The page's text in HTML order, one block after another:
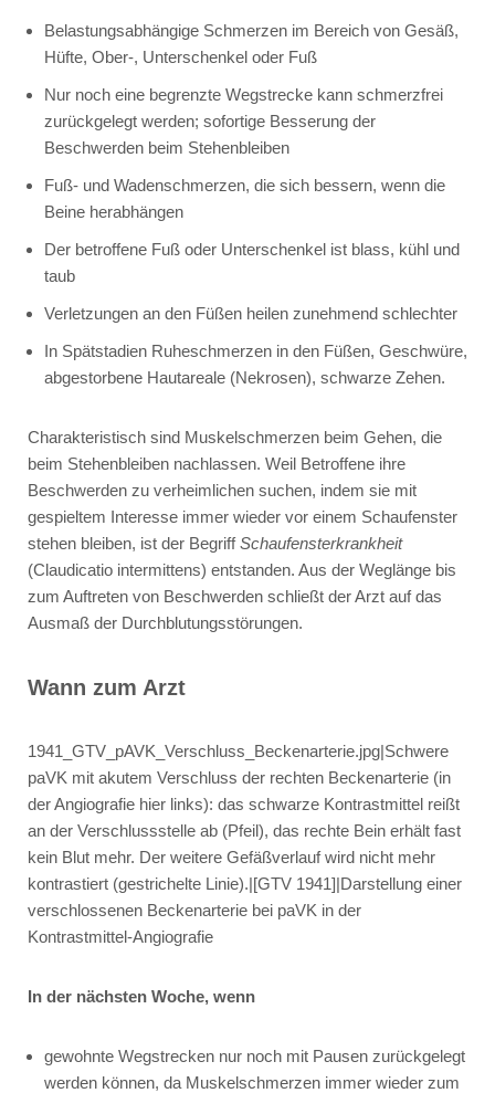
Belastungsabhängige Schmerzen im Bereich von Gesäß,
Hüfte, Ober-, Unterschenkel oder Fuß
Nur noch eine begrenzte Wegstrecke kann schmerzfrei
zurückgelegt werden; sofortige Besserung der
Beschwerden beim Stehenbleiben
Fuß- und Wadenschmerzen, die sich bessern, wenn die
Beine herabhängen
Der betroffene Fuß oder Unterschenkel ist blass, kühl und
taub
Verletzungen an den Füßen heilen zunehmend schlechter
In Spätstadien Ruheschmerzen in den Füßen, Geschwüre,
abgestorbene Hautareale (Nekrosen), schwarze Zehen.
Charakteristisch sind Muskelschmerzen beim Gehen, die
beim Stehenbleiben nachlassen. Weil Betroffene ihre
Beschwerden zu verheimlichen suchen, indem sie mit
gespieltem Interesse immer wieder vor einem Schaufenster
stehen bleiben, ist der BegriffSchaufensterkrankheit
(Claudicatio intermittens) entstanden. Aus der Weglänge bis
zum Auftreten von Beschwerden schließt der Arzt auf das
Ausmaß der Durchblutungsstörungen.
Wann zum Arzt
1941_GTV_pAVK_Verschluss_Beckenarterie.jpg|Schwere
paVK mit akutem Verschluss der rechten Beckenarterie (in
der Angiografie hier links): das schwarze Kontrastmittel reißt
an der Verschlussstelle ab (Pfeil), das rechte Bein erhält fast
kein Blut mehr. Der weitere Gefäßverlauf wird nicht mehr
kontrastiert (gestrichelte Linie).|[GTV 1941]|Darstellung einer
verschlossenen Beckenarterie bei paVK in der
Kontrastmittel-Angiografie
In der nächsten Woche, wenn
gewohnte Wegstrecken nur noch mit Pausen zurückgelegt
werden können, da Muskelschmerzen immer wieder zum